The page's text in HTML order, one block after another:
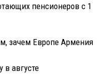
пенсионеров с 1
зачем Европе Армения
августе